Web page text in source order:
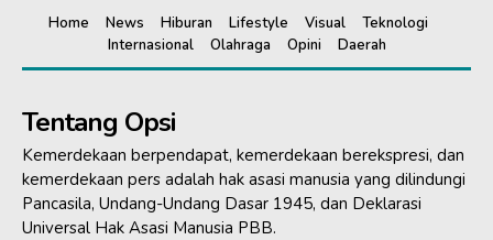
Home News Hiburan Lifestyle Visual
Teknologi
Internasional
Olahraga Opini Daerah
Tentang Opsi
Kemerdekaan berpendapat, kemerdekaan berekspresi, dan
kemerdekaan pers adalah hak asasi manusia yang dilindungi
Pancasila, Undang-Undang Dasar 1945, dan Deklarasi
Universal Hak Asasi Manusia PBB.